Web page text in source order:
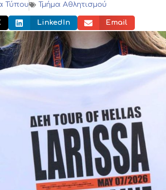
Τύπου
Τμήμα Αθλητισμού
LinkedIn Email